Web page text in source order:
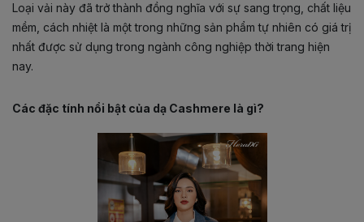
Loại vải này đã trở thành đồng nghĩa với sự sang trọng, chất liệu
mềm, cách nhiệt là một trong những sản phẩm tự nhiên có giá trị
nhất được sử dụng trong ngành công nghiệp thời trang hiện
nay.
Các đặc tính nổi bật của dạ Cashmere là gì?